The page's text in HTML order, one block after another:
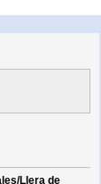
Llera de